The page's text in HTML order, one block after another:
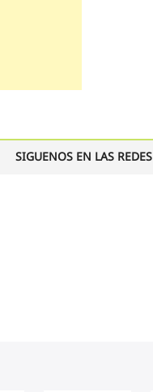
SIGUENOS EN LAS REDES